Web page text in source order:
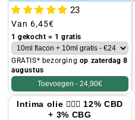
23
Gebruikelijke
prijs
Van 6,45€
1 gekocht = 1 gratis
GRATIS* bezorging op zaterdag 8
augustus
Toevoegen - 24,90€
Intima olie 👩🏻‍⚕️ 12% CBD
+ 3% CBG